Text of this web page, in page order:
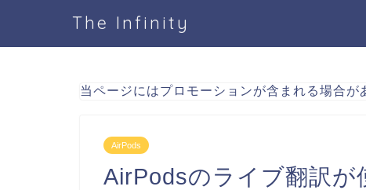
The Infinity
当ページにはプロモーションが含まれる場合が
AirPods
AirPodsのライブ翻訳が